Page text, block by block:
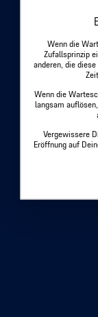
Wenn die
Zufallsprinzip
anderen, die
Wenn die
langsam
Vergewissere
Eröffnung auf